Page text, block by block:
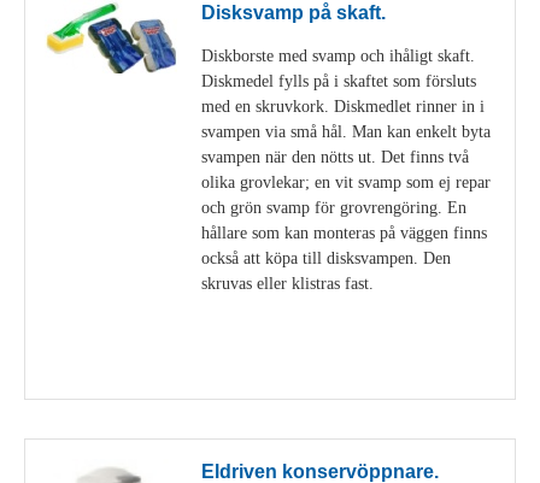
Disksvamp på skaft.
Diskborste med svamp och ihåligt skaft.
Diskmedel fylls på i skaftet som försluts
med en skruvkork. Diskmedlet rinner in i
svampen via små hål. Man kan enkelt byta
svampen när den nötts ut. Det finns två
olika grovlekar; en vit svamp som ej repar
och grön svamp för grovrengöring. En
hållare som kan monteras på väggen finns
också att köpa till disksvampen. Den
skruvas eller klistras fast.
Eldriven konservöppnare.